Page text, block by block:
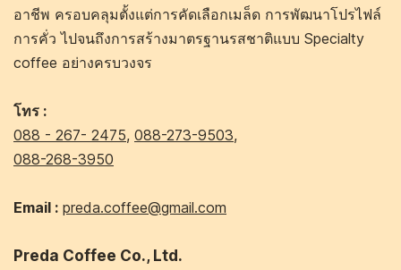
อาชีพ ครอบคลุมตั้งแต่การคัดเลือกเมล็ด การพัฒนาโปรไฟล์
การคั่ว ไปจนถึงการสร้างมาตรฐานรสชาติแบบ Specialty
coffee อย่างครบวงจร
โทร :
088 - 267- 2475, 088-273-9503,
088-268-3950
Email : preda.coffee@gmail.com
Preda Coffee Co., Ltd.